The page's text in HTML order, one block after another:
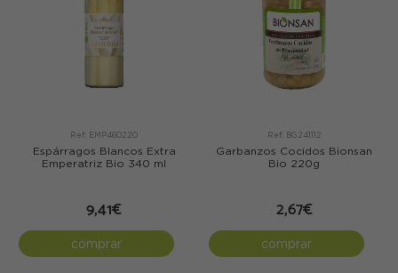
Ref: EMP460220
Espárragos Blancos Extra
Emperatriz Bio 340 ml
9,41€
comprar
Ref: BG241112
Garbanzos Cocidos Bionsan
Bio 220g
2,67€
comprar